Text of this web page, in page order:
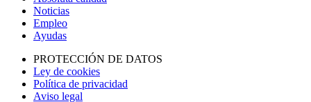
Noticias
Empleo
Ayudas
PROTECCIÓN DE DATOS
Ley de cookies
Política de privacidad
Aviso legal